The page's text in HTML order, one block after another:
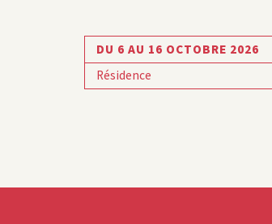
DU 6 AU 16 OCTOBRE 2026
Résidence